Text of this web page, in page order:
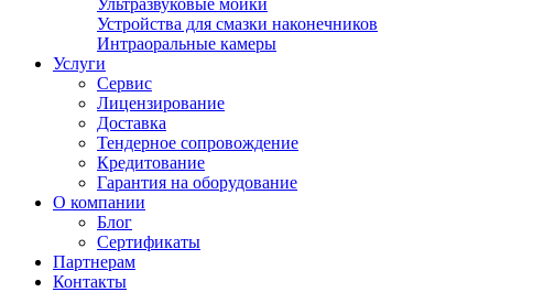
Ультразвуковые мойки
Устройства для смазки наконечников
Интраоральные камеры
Услуги
Сервис
Лицензирование
Доставка
Тендерное сопровождение
Кредитование
Гарантия на оборудование
О компании
Блог
Сертификаты
Партнерам
Контакты